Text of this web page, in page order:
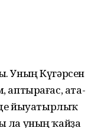
Уның Күгәрсен
аптырағас, ата-
йыуа­тырлыҡ
ла уның ҡайҙа